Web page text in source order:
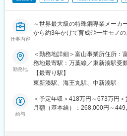
開発にも注力し、国内外の製薬企
す。
変更の範囲：会社の定める業務
■生産能力（年間）：
チューブライン（5,500万本）／
／ジャー容器ライン（300トン500
フレキシビリティ・お客様のニー
製造
技術力・最新の設備を導入して効
危険物対応・危険物製造所として
【シミックグループについて】
日本におけるCRO（医薬品開発支
仕事内容
～世界最大級の特殊鋼専業メーカ
から約3年かけて育成◎一生モノ
■業務内容
自動車や産業機械、エレクトロニ
鋼」を製造する仕事です。
機械や設備を操作しながら、鉄を
し込んで形をつくる
といった製造工程を担当していた
勤務地
＜勤務地詳細＞富山事業所住所：
務地最寄駅：万葉線／東新湊駅受
の範囲：会社の定める事業所
【最寄り駅】
東新湊駅、海王丸駅、中新湊駅
給与
＜予定年収＞418万円～673万円
月額（基本給）：268,000円～